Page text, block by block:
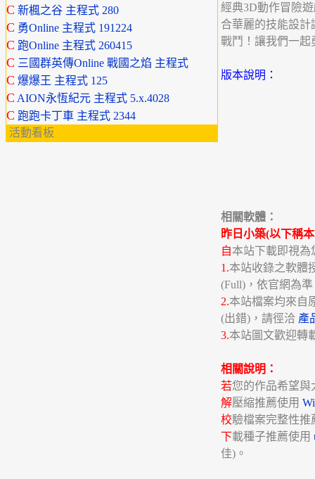
C 新楓之谷 主程式 280
C 勇Online 主程式 191224
C 跑Online 主程式 260415
C 三國群英傳Online 戰國之焰 主程式
C 爆爆王 主程式 125
C AION永恆紀元 主程式 5.x.4028
C 跑跑卡丁車 主程式 2344
活動看板
經典3D動作冒險
合華麗的技能設計
戰鬥！讓我們一起
版本說明：
相關軟體：
昨日小築(以下稱
自本站下載即視為
1.本站收錄之軟體
(Full)，依官網為
2.本站檔案均來自
(出錯)，請徑洽 產
3.本站圖文歡迎轉
相關說明：
若您的作品希望
解壓縮推薦使用
校驗檔案完整性
下載種子推薦使用
佳)。